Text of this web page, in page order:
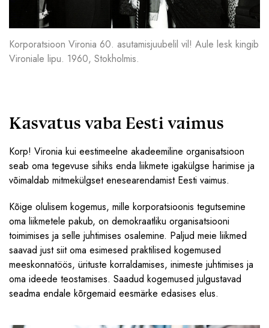
Korporatsioon Vironia 60. asutamisjuubelil vil! Aule lesk kingib
Vironiale lipu. 1960, Stokholmis.
Kasvatus vaba Eesti vaimus
Korp! Vironia kui eestimeelne akadeemiline organisatsioon
seab oma tegevuse sihiks enda liikmete igakülgse harimise ja
võimaldab mitmekülgset enesearendamist Eesti vaimus.
Kõige olulisem kogemus, mille korporatsioonis tegutsemine
oma liikmetele pakub, on demokraatliku organisatsiooni
toimimises ja selle juhtimises osalemine. Paljud meie liikmed
saavad just siit oma esimesed praktilised kogemused
meeskonnatöös, ürituste korraldamises, inimeste juhtimises ja
oma ideede teostamises. Saadud kogemused julgustavad
seadma endale kõrgemaid eesmärke edasises elus.